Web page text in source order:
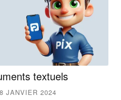
textuels
JANVIER 2024